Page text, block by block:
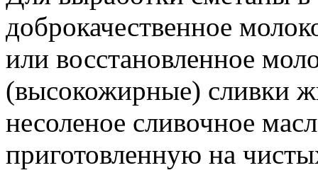
доброкачественное
или восстановленное
(высокожирные) сливки
несоленое сливочное
приготовленную на